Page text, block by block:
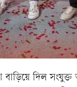
দিল সংযুক্ত